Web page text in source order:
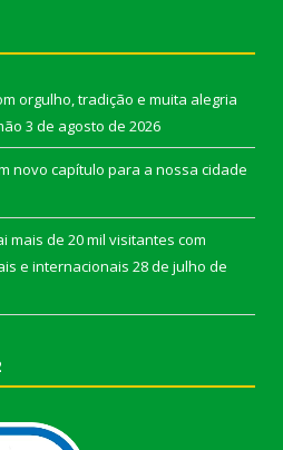
orgulho, tradição e muita alegria
3 de agosto de 2026
novo capítulo para a nossa cidade
mais de 20 mil visitantes com
e internacionais 28 de julho de